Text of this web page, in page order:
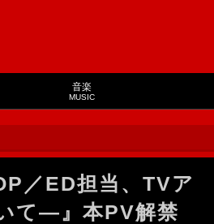
音楽
MUSIC
／ED担当、TVア
て―』本PV解禁